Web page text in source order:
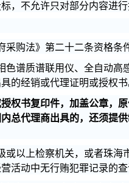
，不允许只对部分内容进行
购法》第二十二条资格条
色谱质谱联用仪、全自动
的经销或代理证明或授权书
权书复印件，加盖公章，
总代理商出具的，还须提
或以上检察机关，或者珠
活动中无行贿犯罪记录的